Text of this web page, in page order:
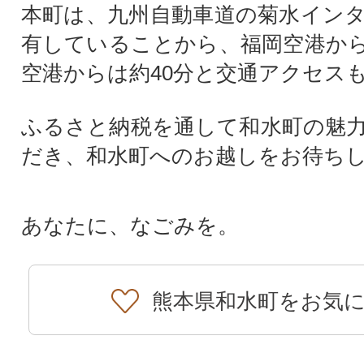
本町は、九州自動車道の菊水イン
有していることから、福岡空港か
空港からは約40分と交通アクセス
ふるさと納税を通して和水町の魅
だき、和水町へのお越しをお待ち
あなたに、なごみを。
熊本県和水町をお気